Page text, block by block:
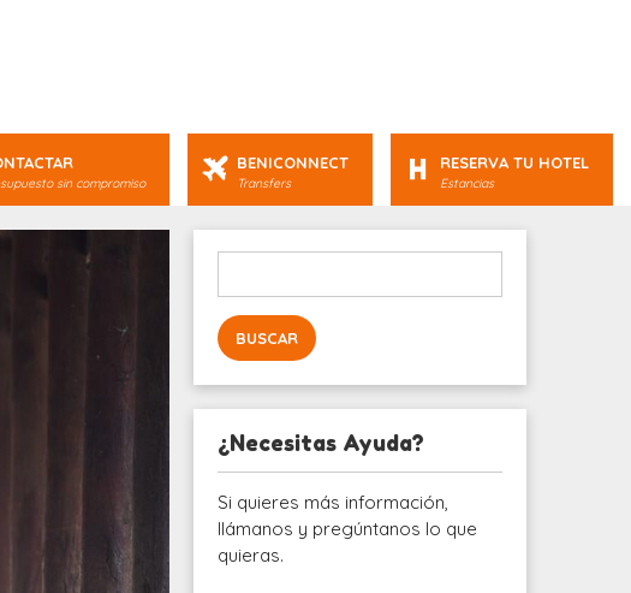
sin compromiso
BENICONNECT
Transfers
RESERVA TU HOTEL
Estancias
¿Necesitas Ayuda?
Si quieres más información,
llámanos y pregúntanos lo que
quieras.